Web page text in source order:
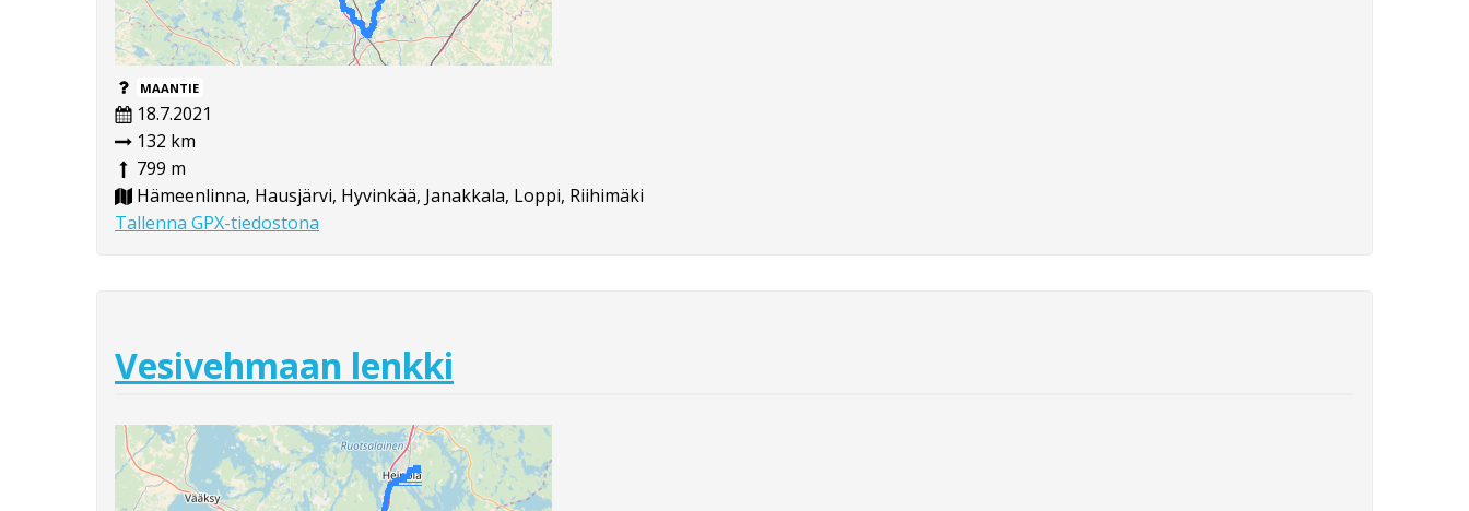
MAANTIE
18.7.2021
132 km
799 m
Hämeenlinna, Hausjärvi, Hyvinkää, Janakkala, Loppi, Riihimäki
Tallenna GPX-tiedostona
Vesivehmaan lenkki